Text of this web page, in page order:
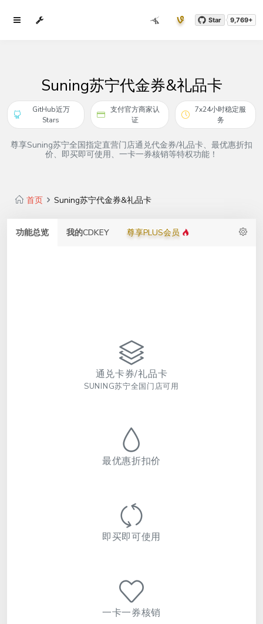
Star 9,769+
Suning苏宁代金券&礼品卡
GitHub近万
Stars
支付官方商家认
证
7x24小时稳定服
务
尊享Suning苏宁全国指定直营门店通兑代金券/礼品卡、最优惠折扣
价、即买即可使用、一卡一券核销等特权功能！
首页 Suning苏宁代金券&礼品卡
功能总览 我的CDKEY 尊享PLUS会员
通兑卡券/礼品卡
SUNING苏宁全国门店可用
最优惠折扣价
即买即可使用
一卡一券核销